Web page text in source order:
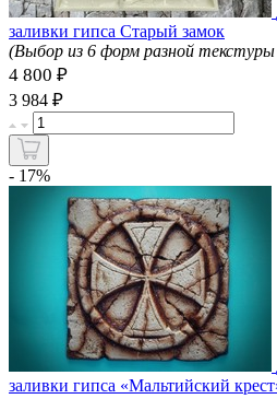
заливки гипса Старый замок
(Выбор из 6 форм разной
4 800 ₽
3 984 ₽
- 17%
заливки гипса «Мальтийский